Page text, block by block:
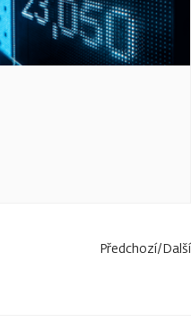
Předchozí/Další